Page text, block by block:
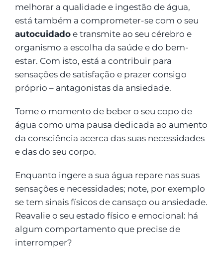
melhorar a qualidade e ingestão de água,
está também a comprometer-se com o seu
autocuidadoe transmite ao seu cérebro e
organismo a escolha da saúde e do bem-
estar. Com isto, está a contribuir para
sensações de satisfação e prazer consigo
próprio – antagonistas da ansiedade.
Tome o momento de beber o seu copo de
água como uma pausa dedicada ao aumento
da consciência acerca das suas necessidades
e das do seu corpo.
Enquanto ingere a sua água repare nas suas
sensações e necessidades; note, por exemplo
se tem sinais físicos de cansaço ou ansiedade.
Reavalie o seu estado físico e emocional: há
algum comportamento que precise de
interromper?